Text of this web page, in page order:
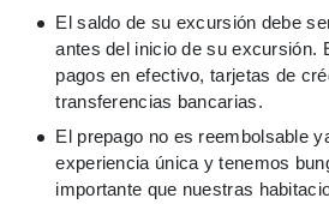
El saldo de su excursión debe
antes del inicio de su excursión.
pagos en efectivo, tarjetas de
transferencias bancarias.
El prepago no es reembolsable
experiencia única y tenemos
importante que nuestras